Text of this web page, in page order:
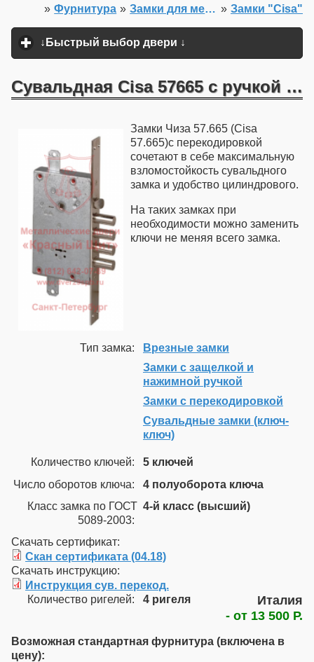
Замки "Cisa"
»
Замки для металлических дверей
»
Фурнитура
»
↓Быстрый выбор двери ↓
Сувальдная Cisa 57665 с ручкой с перекодировкой
Замки Чиза 57.665 (Cisa
57.665)с перекодировкой
сочетают в себе максимальную
взломостойкость сувальдного
замка и удобство цилиндрового.
На таких замках при
необходимости можно заменить
ключи не меняя всего замка.
Тип замка:
Врезные замки
Замки с защелкой и
нажимной ручкой
Замки с перекодировкой
Сувальдные замки (ключ-
ключ)
Количество ключей:
5 ключей
Число оборотов ключа:
4 полуоборота ключа
Класс замка по ГОСТ
5089-2003:
4-й класс (высший)
Скачать сертификат:
Скан сертификата (04.18)
Скачать инструкцию:
Инструкция сув. перекод.
Количество ригелей:
4 ригеля
Италия
- от 13 500 Р.
Возможная стандартная фурнитура (включена в
цену):